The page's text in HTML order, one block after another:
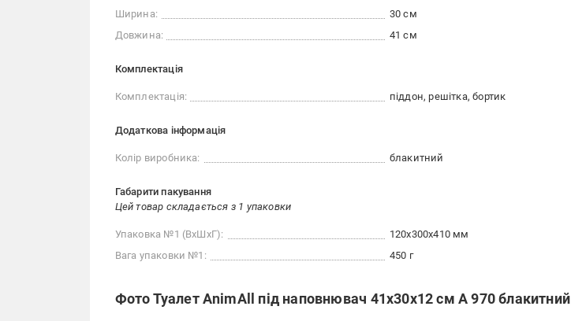
Ширина:
30 см
Довжина:
41 см
Комплектація
Комплектація: піддон, решітка, бортик
Додаткова інформація
Колір виробника: блакитний
Габарити пакування
Цей товар складається з 1 упаковки
Упаковка №1 (ВхШхГ):
120x300x410 мм
Вага упаковки №1:
450 г
Фото Туалет AnimAll під наповнювач 41х30х12 см А 970 блакитний